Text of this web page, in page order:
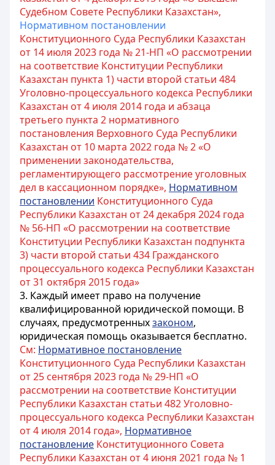
Судебном Совете Республики Казахстан»,
Нормативном постановлении
Конституционного Суда Республики Казахстан
от 14 июля 2023 года № 21-НП «О рассмотрении
на соответствие Конституции Республики
Казахстан пункта 1) части второй статьи 484
Уголовно-процессуального кодекса Республики
Казахстан от 4 июля 2014 года и абзаца
третьего пункта 2 нормативного
постановления Верховного Суда Республики
Казахстан от 10 марта 2022 года № 2 «О
применении законодательства,
регламентирующего рассмотрение уголовных
дел в кассационном порядке», Нормативном
постановлении Конституционного Суда
Республики Казахстан от 24 декабря 2024 года
№ 56-НП «О рассмотрении на соответствие
Конституции Республики Казахстан подпункта
3) части второй статьи 434 Гражданского
процессуального кодекса Республики Казахстан
от 31 октября 2015 года»
3. Каждый имеет право на получение
квалифицированной юридической помощи. В
случаях, предусмотренныхзаконом,
юридическая помощь оказывается бесплатно.
См: Нормативное постановление
Конституционного Суда Республики Казахстан
от 25 сентября 2023 года № 29-НП «О
рассмотрении на соответствие Конституции
Республики Казахстан статьи 482 Уголовно-
процессуального кодекса Республики Казахстан
от 4 июля 2014 года», Нормативное
постановление Конституционного Совета
Республики Казахстан от 4 июня 2021 года № 1